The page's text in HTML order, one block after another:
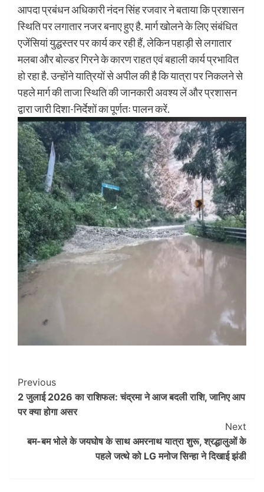
आपदा प्रबंधन अधिकारी नंदन सिंह रजवार ने बताया कि प्रशासन
स्थिति पर लगातार नजर बनाए हुए है. मार्ग खोलने के लिए संबंधित
एजेंसियां युद्धस्तर पर कार्य कर रही हैं, लेकिन पहाड़ी से लगातार
मलबा और बोल्डर गिरने के कारण राहत एवं बहाली कार्य प्रभावित
हो रहा है. उन्होंने यात्रियों से अपील की है कि यात्रा पर निकलने से
पहले मार्ग की ताजा स्थिति की जानकारी अवश्य लें और प्रशासन
द्वारा जारी दिशा-निर्देशों का पूर्णतः पालन करें.
Post
Navigation
Previous
2 जुलाई 2026 का राशिफल: चंद्रमा ने आज बदली राशि, जानिए आप
पर क्या होगा असर
Next
बम-बम भोले के जयघोष के साथ अमरनाथ यात्रा शुरू, श्रद्धालुओं के
पहले जत्थे को LG मनोज सिन्हा ने दिखाई झंडी